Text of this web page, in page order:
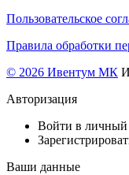
Пользовательское
Правила обработки
© 2026 Ивентум МК
Авторизация
Войти в личный
Ваши данные